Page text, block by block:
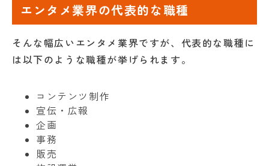
エンタメ業界の代表的な職種
そんな幅広いエンタメ業界ですが、代表的な職種に
は以下のような職種が挙げられます。
コンテンツ制作
宣伝・広報
企画
事務
販売